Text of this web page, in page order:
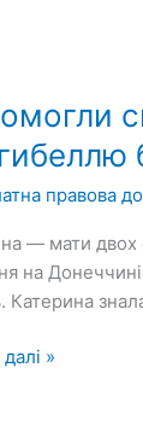
правова
— мати двох
на
Катерина
»